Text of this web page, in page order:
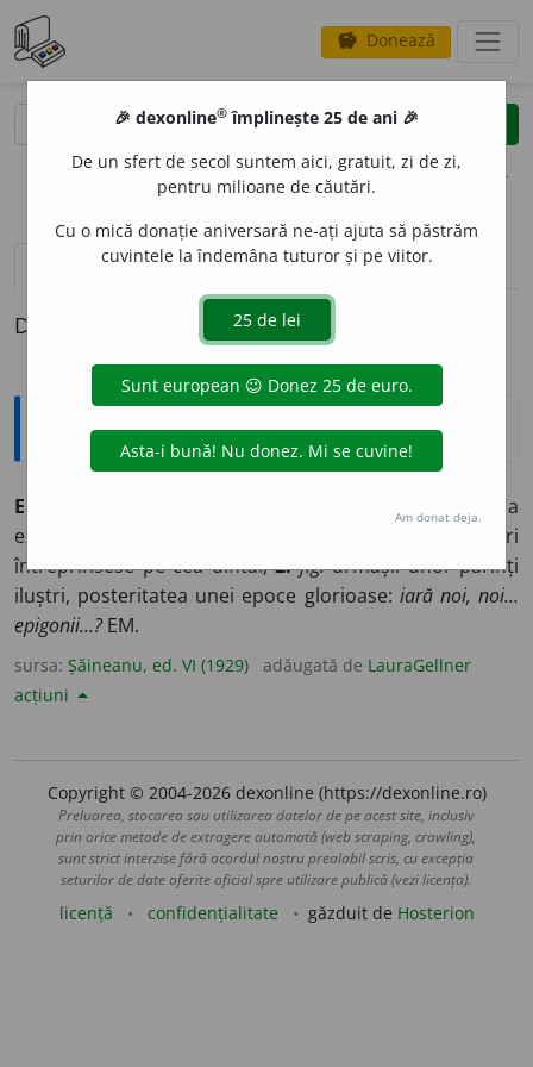
savings Donează
clear
opțiuni
definiții (1) pronunțievolume_up (4)
Definiția cu ID-ul 791860:
Explicative DEX
Epigoni
numele eroilor cari făcură a doua
expedițiune în contra Tebei, fii celor șapte căpetenii cari
întreprinsese pe cea dintâi;2. fig.urmașii unor părinți
iluștri, posteritatea unei epoce glorioase: iară noi, noi...
epigonii...? EM.
sursa: Șăineanu, ed. VI (1929) adăugată de LauraGellner
acțiuni
Copyright © 2004-2026 dexonline (https://dexonline.ro)
Preluarea, stocarea sau utilizarea datelor de pe acest site, inclusiv
prin orice metode de extragere automată (web scraping, crawling),
sunt strict interzise fără acordul nostru prealabil scris, cu excepția
seturilor de date oferite oficial spre utilizare publică (vezi licența).
licență confidențialitate găzduit de Hosterion
🎉 dexonline® împlinește 25 de ani 🎉
De un sfert de secol suntem aici, gratuit, zi de zi,
pentru milioane de căutări.
Cu o mică donație aniversară ne-ați ajuta să păstrăm
cuvintele la îndemâna tuturor și pe viitor.
Am donat deja.